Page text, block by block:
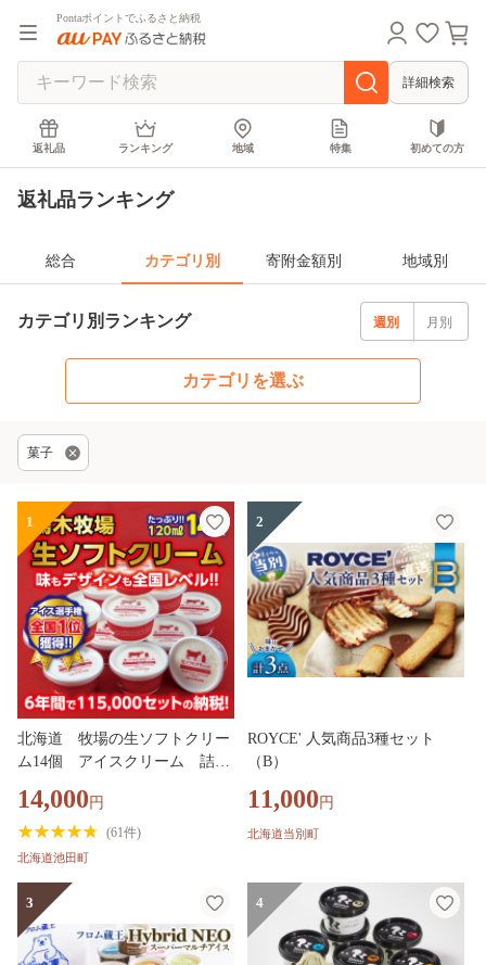
Pontaポイントでふるさと納税
詳細検索
返礼品 ランキング 地域 特集 初めての方
返礼品ランキング
総合 カテゴリ別 寄附金額別 地域別
カテゴリ別ランキング 週別 月別
カテゴリを選ぶ
菓子
1
北海道 牧場の生ソフトクリー
ム14個 アイスクリーム 詰合
14,000 円
(61件)
北海道池田町
2
ROYCE' 人気商品3種セット
（B）
11,000 円
北海道当別町
3 4